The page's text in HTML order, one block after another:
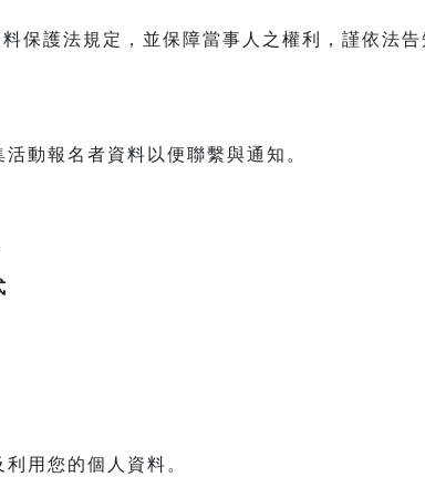
保護法規定，並保障當事人之權利，謹依法
動報名者資料以便聯繫與通知。
用您的個人資料。